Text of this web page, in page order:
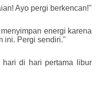
Ayo pergi berkencan!"
energi karena
ini. Pergi sendiri."
di hari pertama libur